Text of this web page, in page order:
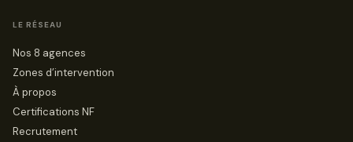
LE RÉSEAU
Nos 8 agences
Zones d’intervention
À propos
Certifications NF
Recrutement